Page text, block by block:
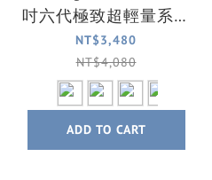
吋六代極致超輕量系列
布面行李箱/旅行箱(4
色可選)
NT$3,480
NT$4,080
ADD TO CART